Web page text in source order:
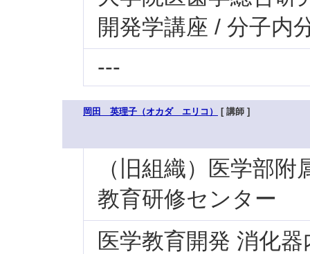
開発学講座 / 分子内
---
岡田 英理子（オカダ エリコ） [ 講師 ]
（旧組織）医学部
教育研修センター
医学教育開発 消化器